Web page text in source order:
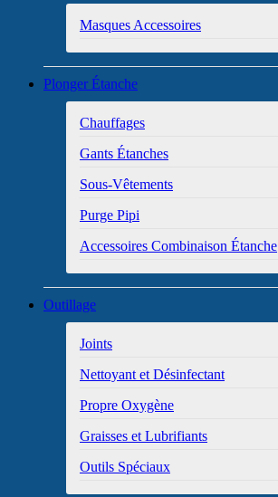
Masques Accessoires
Plonger Étanche
Chauffages
Gants Étanches
Sous-Vêtements
Purge Pipi
Accessoires Combinaison Étanche
Outillage
Joints
Nettoyant et Désinfectant
Propre Oxygène
Graisses et Lubrifiants
Outils Spéciaux